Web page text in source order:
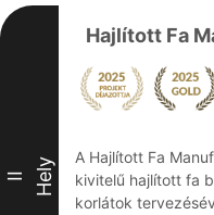
II Hely
Hajlított Fa
A Hajlított Fa
kivitelű hajlított fa
korlátok